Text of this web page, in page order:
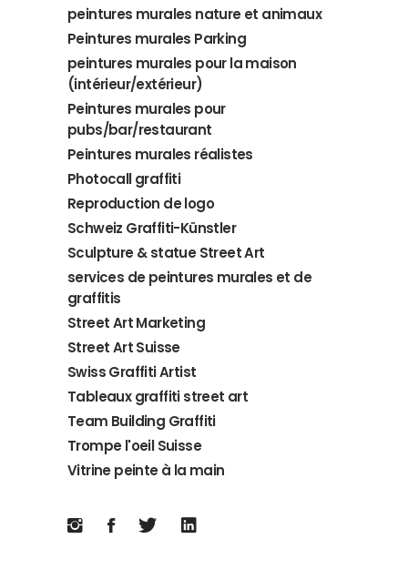
peintures murales nature et animaux
Peintures murales Parking
peintures murales pour la maison
(intérieur/extérieur)
Peintures murales pour
pubs/bar/restaurant
Peintures murales réalistes
Photocall graffiti
Reproduction de logo
Schweiz Graffiti-Künstler
Sculpture & statue Street Art
services de peintures murales et de
graffitis
Street Art Marketing
Street Art Suisse
Swiss Graffiti Artist
Tableaux graffiti street art
Team Building Graffiti
Trompe l'oeil Suisse
Vitrine peinte à la main